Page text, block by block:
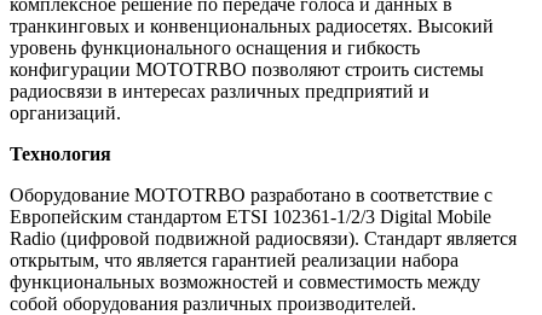
транкинговых и конвенциональных радиосетях. Высокий
уровень функционального оснащения и гибкость
конфигурации MOTOTRBO позволяют строить системы
радиосвязи в интересах различных предприятий и
организаций.
Технология
Оборудование MOTOTRBO разработано в соответствие с
Европейским стандартом ETSI 102361-1/2/3 Digital Mobile
Radio (цифровой подвижной радиосвязи). Стандарт является
открытым, что является гарантией реализации набора
функциональных возможностей и совместимость между
собой оборудования различных производителей.